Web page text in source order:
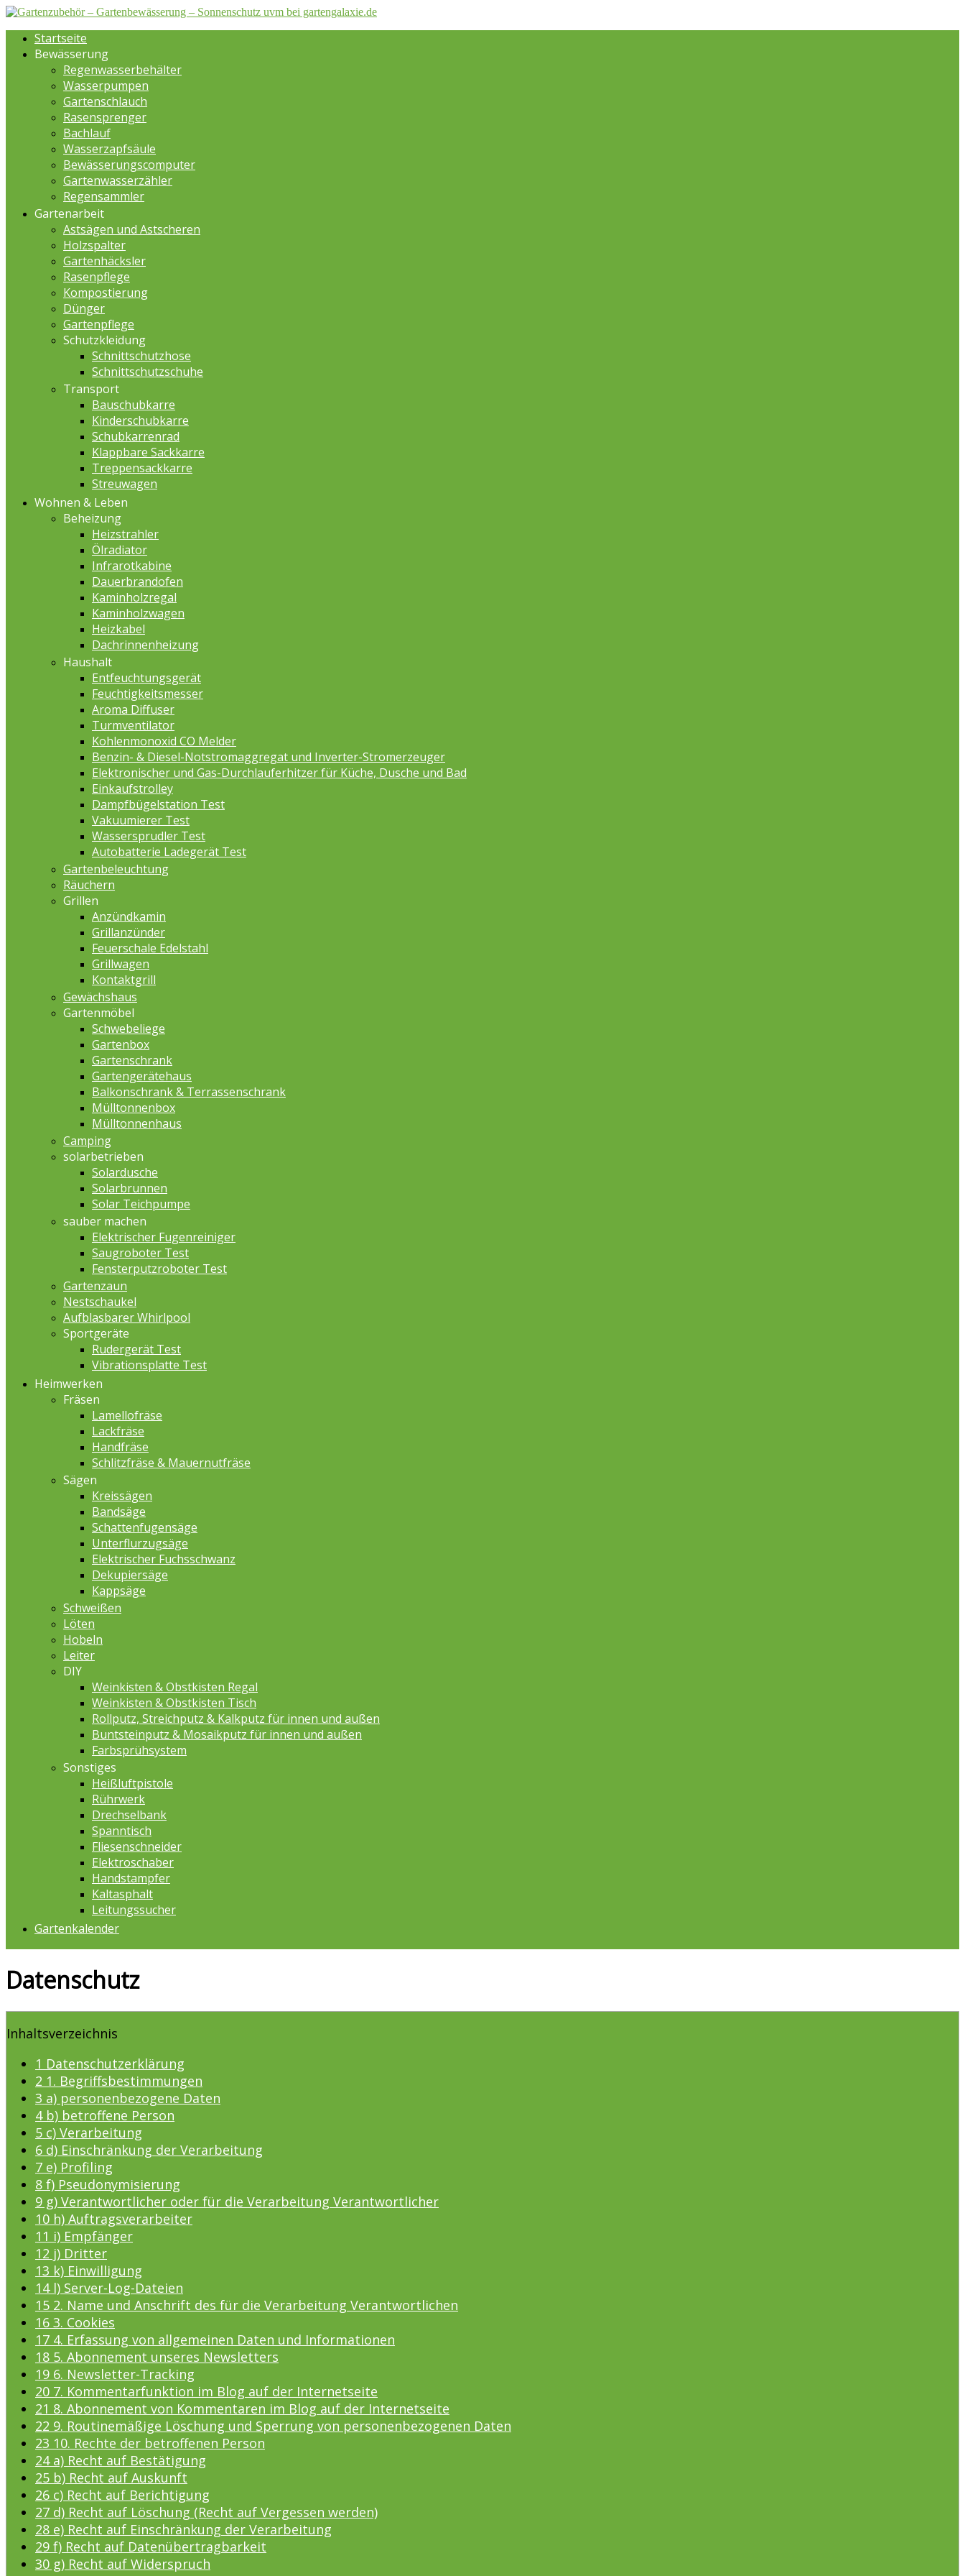
Startseite
Bewässerung
Regenwasserbehälter
Wasserpumpen
Gartenschlauch
Rasensprenger
Bachlauf
Wasserzapfsäule
Bewässerungscomputer
Gartenwasserzähler
Regensammler
Gartenarbeit
Astsägen und Astscheren
Holzspalter
Gartenhäcksler
Rasenpflege
Kompostierung
Dünger
Gartenpflege
Schutzkleidung
Schnittschutzhose
Schnittschutzschuhe
Transport
Bauschubkarre
Kinderschubkarre
Schubkarrenrad
Klappbare Sackkarre
Treppensackkarre
Streuwagen
Wohnen & Leben
Beheizung
Heizstrahler
Ölradiator
Infrarotkabine
Dauerbrandofen
Kaminholzregal
Kaminholzwagen
Heizkabel
Dachrinnenheizung
Haushalt
Entfeuchtungsgerät
Feuchtigkeitsmesser
Aroma Diffuser
Turmventilator
Kohlenmonoxid CO Melder
Benzin- & Diesel-Notstromaggregat und Inverter-Stromerzeuger
Elektronischer und Gas-Durchlauferhitzer für Küche, Dusche und Bad
Einkaufstrolley
Dampfbügelstation Test
Vakuumierer Test
Wassersprudler Test
Autobatterie Ladegerät Test
Gartenbeleuchtung
Räuchern
Grillen
Anzündkamin
Grillanzünder
Feuerschale Edelstahl
Grillwagen
Kontaktgrill
Gewächshaus
Gartenmöbel
Schwebeliege
Gartenbox
Gartenschrank
Gartengerätehaus
Balkonschrank & Terrassenschrank
Mülltonnenbox
Mülltonnenhaus
Camping
solarbetrieben
Solardusche
Solarbrunnen
Solar Teichpumpe
sauber machen
Elektrischer Fugenreiniger
Saugroboter Test
Fensterputzroboter Test
Gartenzaun
Nestschaukel
Aufblasbarer Whirlpool
Sportgeräte
Rudergerät Test
Vibrationsplatte Test
Heimwerken
Fräsen
Lamellofräse
Lackfräse
Handfräse
Schlitzfräse & Mauernutfräse
Sägen
Kreissägen
Bandsäge
Schattenfugensäge
Unterflurzugsäge
Elektrischer Fuchsschwanz
Dekupiersäge
Kappsäge
Schweißen
Löten
Hobeln
Leiter
DIY
Weinkisten & Obstkisten Regal
Weinkisten & Obstkisten Tisch
Rollputz, Streichputz & Kalkputz für innen und außen
Buntsteinputz & Mosaikputz für innen und außen
Farbsprühsystem
Sonstiges
Heißluftpistole
Rührwerk
Drechselbank
Spanntisch
Fliesenschneider
Elektroschaber
Handstampfer
Kaltasphalt
Leitungssucher
Gartenkalender
Datenschutz
Inhaltsverzeichnis
1 Datenschutzerklärung
2 1. Begriffsbestimmungen
3 a) personenbezogene Daten
4b) betroffene Person
5 c) Verarbeitung
6 d) Einschränkung der Verarbeitung
7 e) Profiling
8 f) Pseudonymisierung
9 g) Verantwortlicher oder für die Verarbeitung Verantwortlicher
10 h) Auftragsverarbeiter
11 i) Empfänger
12 j) Dritter
13 k) Einwilligung
14l) Server-Log-Dateien
15 2. Name und Anschrift des für die Verarbeitung Verantwortlichen
16 3. Cookies
17 4. Erfassung von allgemeinen Daten und Informationen
18 5. Abonnement unseres Newsletters
19 6. Newsletter-Tracking
20 7. Kommentarfunktion im Blog auf der Internetseite
21 8. Abonnement von Kommentaren im Blog auf der Internetseite
22 9. Routinemäßige Löschung und Sperrung von personenbezogenen Daten
23 10. Rechte der betroffenen Person
24a) Recht auf Bestätigung
25 b) Recht auf Auskunft
26 c) Recht auf Berichtigung
27 d) Recht auf Löschung (Recht auf Vergessen werden)
28 e) Recht auf Einschränkung der Verarbeitung
29 f) Recht auf Datenübertragbarkeit
30 g) Recht auf Widerspruch